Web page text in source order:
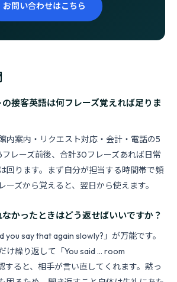
お問い合わせはこちら
接客英語は何フレーズ覚えれば足りま
内案内・リクエスト対応・会計・電話の5
レーズ前後、合計30フレーズあれば日常
回ります。まず自分が担当する時間帯で頻
ーズから覚えると、翌日から使えます。
かったときはどう返せばいいですか？
you say that again slowly?」が万能です。
け繰り返して「You said ... room
すると、相手が言い直してくれます。黙っ